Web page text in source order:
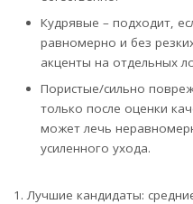
Кудрявые – подходит,
равномерно и без
акценты на отдельных
Пористые/сильно
только после оценки
может лечь
усиленного ухода.
Лучшие кандидаты: